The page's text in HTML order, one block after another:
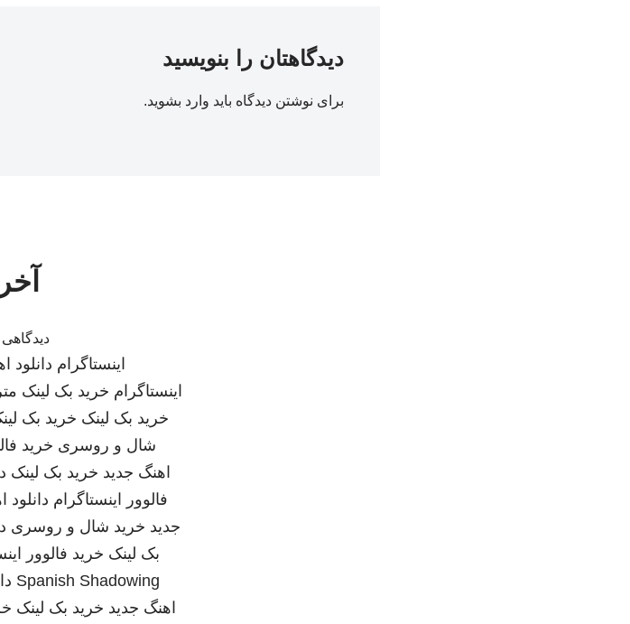
دیدگاهتان را بنویسید
برای نوشتن دیدگاه باید وارد بشوید.
اینستاگرام دانلود
اینستاگرام خرید بک لینک
خرید بک لینک خرید بک
شال و روسری خرید
اهنگ جدید خرید بک لینک
فالوور اینستاگرام دانلود
جدید خرید شال و روسری
بک لینک خرید فالوور
Spanish Shadowing
اهنگ جدید خرید بک لینک